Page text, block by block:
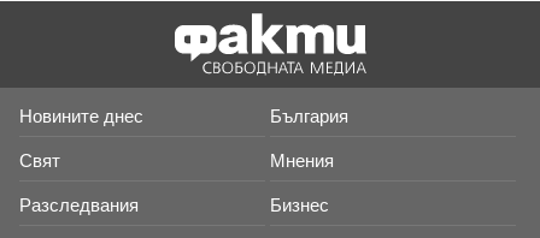
Новините днес България
Свят Мнения
Разследвания Бизнес